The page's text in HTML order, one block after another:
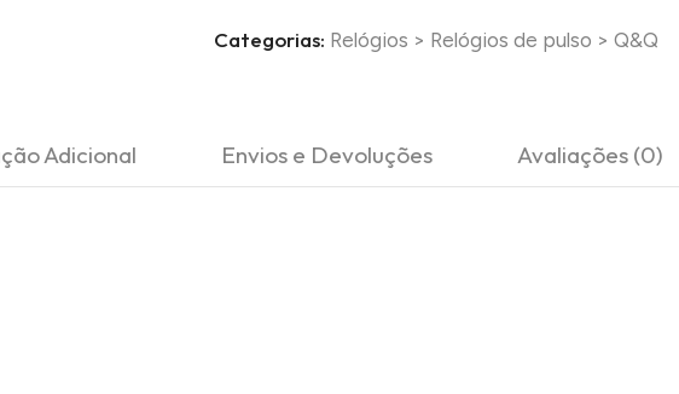
Categorias: Relógios > Relógios de pulso > Q&Q
Adicional Envios e Devoluções Avaliações (0)